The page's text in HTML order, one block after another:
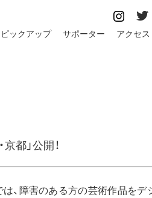
ピックアップ サポーター アクセス
都」公開！
、障害のある方の芸術作品をデ